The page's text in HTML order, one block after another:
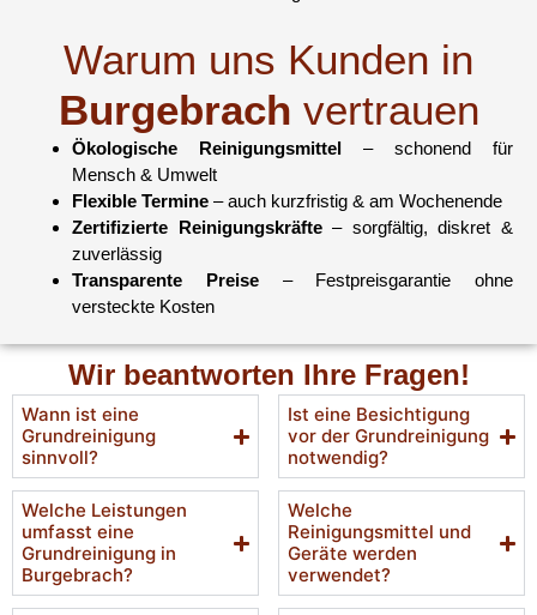
Warum uns Kunden in
Burgebrach vertrauen
Ökologische Reinigungsmittel – schonend für
Mensch & Umwelt
Flexible Termine – auch kurzfristig & am Wochenende
Zertifizierte Reinigungskräfte– sorgfältig, diskret &
zuverlässig
Transparente Preise– Festpreisgarantie ohne
versteckte Kosten
Wir beantworten Ihre Fragen!
Wann ist eine
Grundreinigung
sinnvoll?
Welche Leistungen
umfasst eine
Grundreinigung in
Burgebrach?
Ist eine Besichtigung
vor der Grundreinigung
notwendig?
Welche
Reinigungsmittel und
Geräte werden
verwendet?